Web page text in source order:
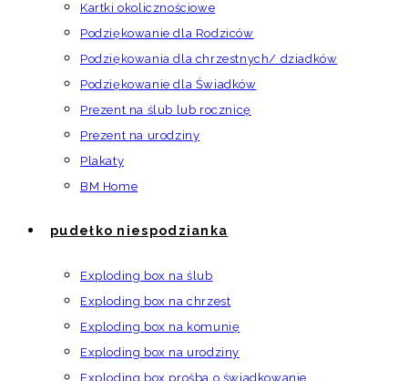
Kartki okolicznościowe
Podziękowanie dla Rodziców
Podziękowania dla chrzestnych/ dziadków
Podziękowanie dla Świadków
Prezent na ślub lub rocznicę
Prezent na urodziny
Plakaty
BM Home
pudełko niespodzianka
Exploding box na ślub
Exploding box na chrzest
Exploding box na komunię
Exploding box na urodziny
Exploding box prośba o świadkowanie